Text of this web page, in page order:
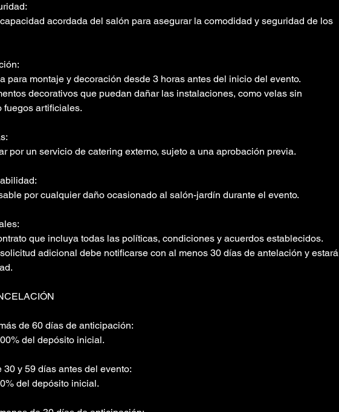
acordada del salón para asegurar la comodidad y seguridad de los
para montaje y decoración desde 3 horas antes del inicio del evento.
decorativos que puedan dañar las instalaciones, como velas sin
fuegos artificiales.
por un servicio de catering externo, sujeto a una aprobación previa.
por cualquier daño ocasionado al salón-jardín durante el evento.
que incluya todas las políticas, condiciones y acuerdos establecidos.
adicional debe notificarse con al menos 30 días de antelación y estará
de 60 días de anticipación:
del depósito inicial.
30 y 59 días antes del evento:
del depósito inicial.